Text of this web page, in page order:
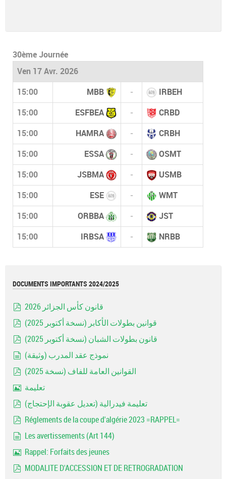
30ème Journée
Ven 17 Avr. 2026
15:00 MBB - IRBEH
15:00 ESFBEA - CRBD
15:00 HAMRA - CRBH
15:00 ESSA - OSMT
15:00 JSBMA - USMB
15:00 ESE - WMT
15:00 ORBBA - JST
15:00 IRBSA - NRBB
DOCUMENTS IMPORTANTS 2024/2025
قانون كأس الجزائر 2026
قوانين بطولات الأكابر (نسخة أكتوبر 2025)
قانون بطولات الشبان (نسخة أكتوبر 2025)
نموذج عقد المدرب (وثيقة)
القوانين العامة للفاف (نسخة 2025)
تعليمة
تعليمة فيدرالية (تعديل عقوبة الإحتجاج)
Réglements de la coupe d'algérie 2023 =RAPPEL=
Les avertissements (Art 144)
Rappel: Forfaits des jeunes
MODALITE D'ACCESSION ET DE RETROGRADATION